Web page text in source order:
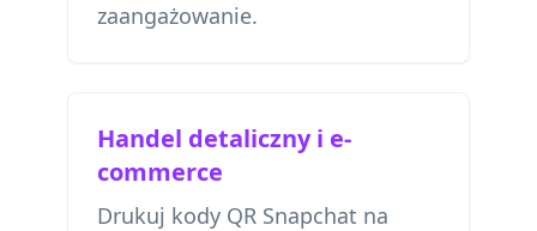
zaangażowanie.
Handel detaliczny i e-
commerce
Drukuj kody QR Snapchat na